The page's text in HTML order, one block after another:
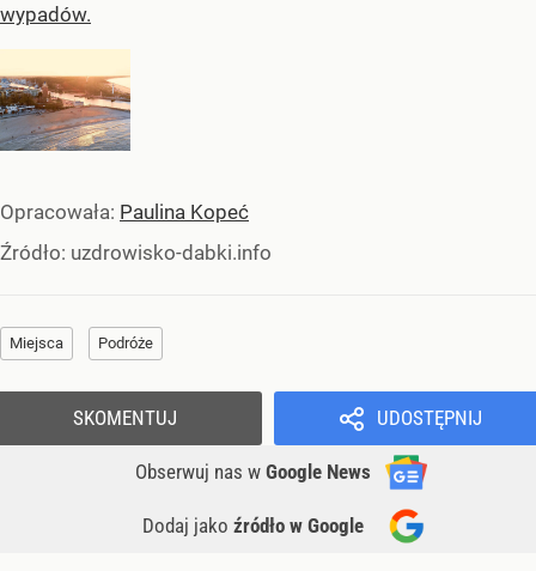
wypadów.
Opracowała: Paulina Kopeć
Źródło: uzdrowisko-dabki.info
Miejsca Podróże
UDOSTĘPNIJ
Obserwuj nas w Google News
Dodaj jako źródło w Google
SKOMENTUJ